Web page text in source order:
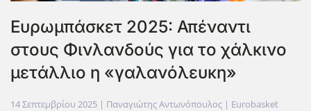
Ευρωμπάσκετ 2025: Απέναντι
στους Φινλανδούς για το χάλκινο
μετάλλιο η «γαλανόλευκη»
14 Σεπτεμβρίου 2025 | Παναγιώτης Αντωνόπουλος | Eurobasket